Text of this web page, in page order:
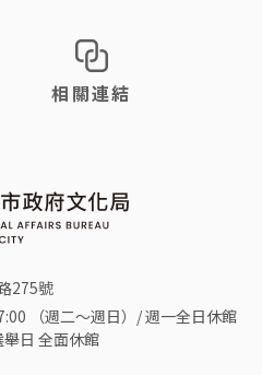
相關連結
275號
（週二～週日）/ 週一全日休館
日 全面休館